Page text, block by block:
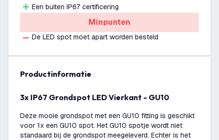
Een buiten IP67 certificering
Minpunten
De LED spot moet apart worden besteld
productinformatie
3x IP67 Grondspot LED Vierkant - GU10
Deze mooie grondspot met een GU10 fitting is geschikt
voor 1x een GU10 spot. Het GU10 spotje wordt niet
standaard bij de grondspot meegeleverd. Echter is het